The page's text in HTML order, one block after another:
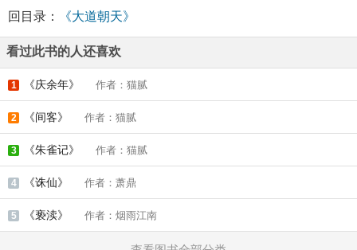
回目录：
《大道朝天》
看过此书的人还喜欢
1 《庆余年》 作者：猫腻
2 《间客》 作者：猫腻
3 《朱雀记》 作者：猫腻
4 《诛仙》 作者：萧鼎
5 《亵渎》 作者：烟雨江南